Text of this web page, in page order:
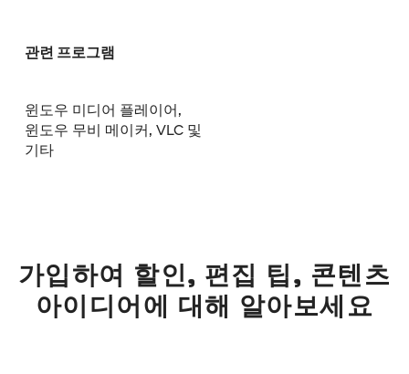
관련 프로그램
윈도우 미디어 플레이어,
윈도우 무비 메이커, VLC 및
기타
가입하여 할인, 편집 팁, 콘텐츠
아이디어에 대해 알아보세요